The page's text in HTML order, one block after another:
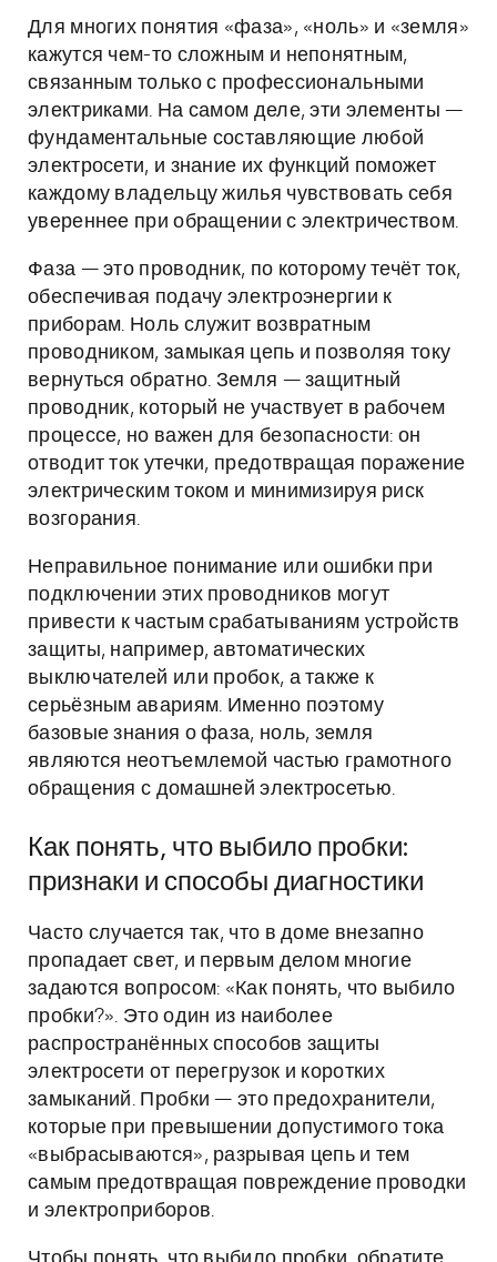
Для многих понятия «фаза», «ноль» и «земля»
кажутся чем-то сложным и непонятным,
связанным только с профессиональными
электриками. На самом деле, эти элементы —
фундаментальные составляющие любой
электросети, и знание их функций поможет
каждому владельцу жилья чувствовать себя
увереннее при обращении с электричеством.
Фаза — это проводник, по которому течёт ток,
обеспечивая подачу электроэнергии к
приборам. Ноль служит возвратным
проводником, замыкая цепь и позволяя току
вернуться обратно. Земля — защитный
проводник, который не участвует в рабочем
процессе, но важен для безопасности: он
отводит ток утечки, предотвращая поражение
электрическим током и минимизируя риск
возгорания.
Неправильное понимание или ошибки при
подключении этих проводников могут
привести к частым срабатываниям устройств
защиты, например, автоматических
выключателей или пробок, а также к
серьёзным авариям. Именно поэтому
базовые знания о фаза, ноль, земля
являются неотъемлемой частью грамотного
обращения с домашней электросетью.
Как понять, что выбило пробки:
признаки и способы диагностики
Часто случается так, что в доме внезапно
пропадает свет, и первым делом многие
задаются вопросом: «Как понять, что выбило
пробки?». Это один из наиболее
распространённых способов защиты
электросети от перегрузок и коротких
замыканий. Пробки — это предохранители,
которые при превышении допустимого тока
«выбрасываются», разрывая цепь и тем
самым предотвращая повреждение проводки
и электроприборов.